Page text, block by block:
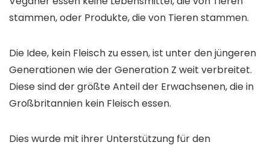
stammen, oder Produkte, die von Tieren stammen.
Die Idee, kein Fleisch zu essen, ist unter den jüngeren
Generationen wie der Generation Z weit verbreitet.
Diese sind der größte Anteil der Erwachsenen, die in
Großbritannien kein Fleisch essen.
Dies wurde mit ihrer Unterstützung für den